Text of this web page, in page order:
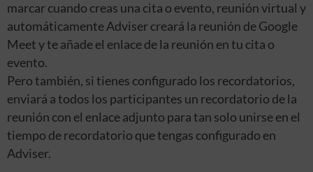
marcar cuando creas una cita o evento, reunión virtual y
automáticamente Adviser creará la reunión de Google
Meet y te añade el enlace de la reunión en tu cita o
evento.
Pero también, si tienes configurado los recordatorios,
enviará a todos los participantes un recordatorio de la
reunión con el enlace adjunto para tan solo unirse en el
tiempo de recordatorio que tengas configurado en
Adviser.